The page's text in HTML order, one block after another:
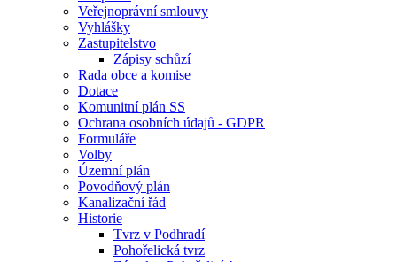
Veřejnoprávní smlouvy
Vyhlášky
Zastupitelstvo
Zápisy schůzí
Rada obce a komise
Dotace
Komunitní plán SS
Ochrana osobních údajů - GDPR
Formuláře
Volby
Územní plán
Povodňový plán
Kanalizační řád
Historie
Tvrz v Podhradí
Pohořelická tvrz